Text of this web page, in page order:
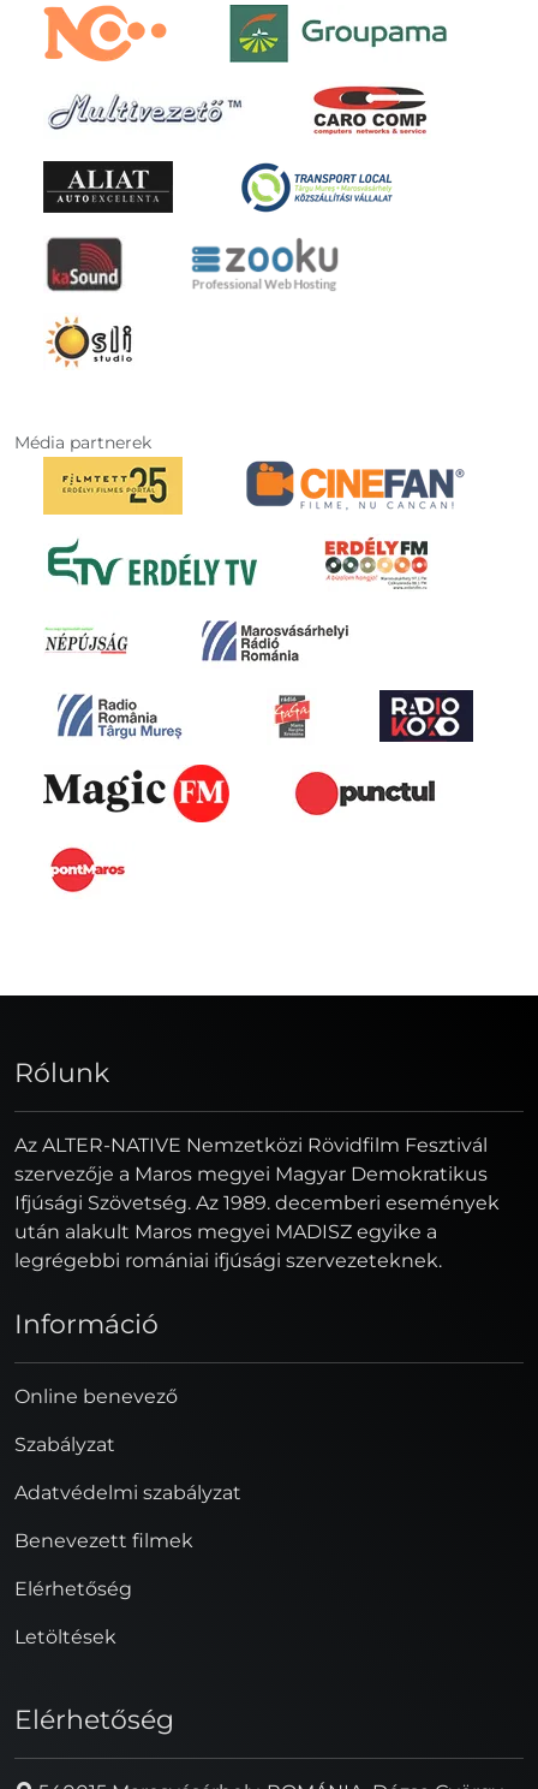
Média partnerek
Rólunk
Az ALTER-NATIVE Nemzetközi Rövidfilm Fesztivál
szervezője a Maros megyei Magyar Demokratikus
Ifjúsági Szövetség. Az 1989. decemberi események
után alakult Maros megyei MADISZ egyike a
legrégebbi romániai ifjúsági szervezeteknek.
Információ
Online benevező
Szabályzat
Adatvédelmi szabályzat
Benevezett filmek
Elérhetőség
Letöltések
Elérhetőség